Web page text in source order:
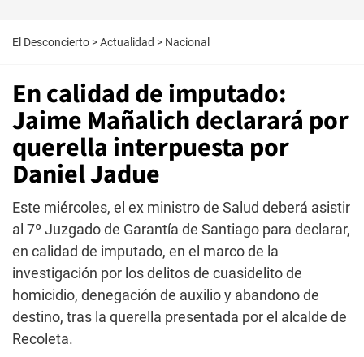
El Desconcierto >Actualidad > Nacional
En calidad de imputado:
Jaime Mañalich declarará por
querella interpuesta por
Daniel Jadue
Este miércoles, el ex ministro de Salud deberá asistir
al 7º Juzgado de Garantía de Santiago para declarar,
en calidad de imputado, en el marco de la
investigación por los delitos de cuasidelito de
homicidio, denegación de auxilio y abandono de
destino, tras la querella presentada por el alcalde de
Recoleta.